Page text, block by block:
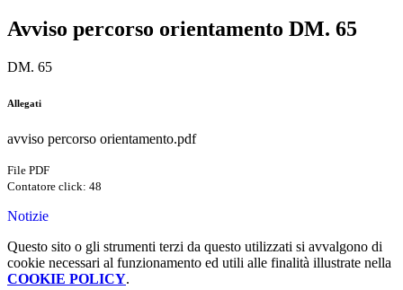
Avviso percorso orientamento DM. 65
DM. 65
Allegati
avviso percorso orientamento.pdf
File PDF
Contatore click: 48
Notizie
Questo sito o gli strumenti terzi da questo utilizzati si avvalgono di
cookie necessari al funzionamento ed utili alle finalità illustrate nella
COOKIE POLICY.